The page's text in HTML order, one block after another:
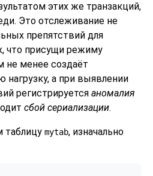
этих же транзакций,
Это отслеживание не
препятствий для
что присущи режиму
не менее создаёт
нагрузку, а при выявлении
регистрируется аномалия
сбой сериализации.
таблицу mytab, изначально